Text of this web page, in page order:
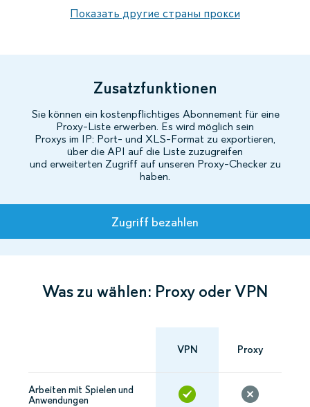
Показать другие страны прокси
Zusatzfunktionen
Sie können ein kostenpflichtiges Abonnement für eine
Proxy-Liste erwerben. Es wird möglich sein
Proxys im IP: Port- und XLS-Format zu exportieren,
über die API auf die Liste zuzugreifen
und erweiterten Zugriff auf unseren Proxy-Checker zu
haben.
Tarife
Was zu wählen: Proxy oder VPN
VPN Proxy
Arbeiten mit Spielen und
Anwendungen
Zugriff bezahlen